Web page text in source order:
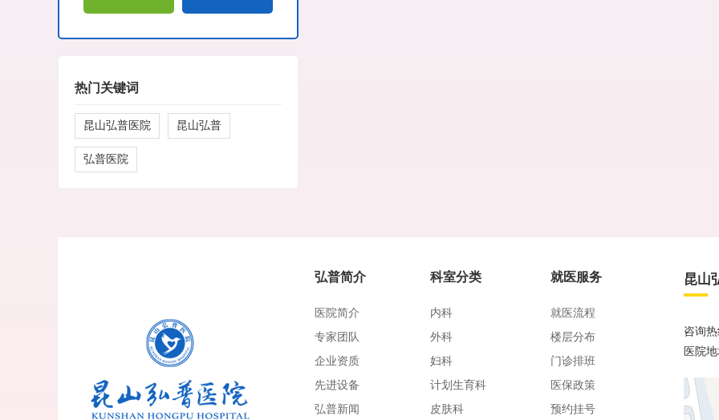
热门关键词
昆山弘普医院 昆山弘普
弘普医院
弘普简介
医院简介
专家团队
企业资质
先进设备
弘普新闻
科室分类
内科
外科
妇科
计划生育科
皮肤科
就医服务
就医流程
楼层分布
门诊排班
医保政策
预约挂号
昆山
咨询热
医院